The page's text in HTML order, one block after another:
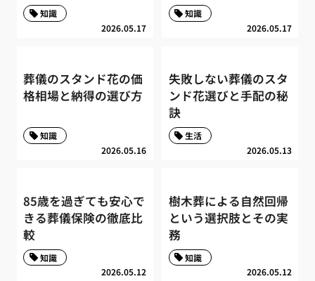
2026.05.17
知識
2026.05.17
知識
葬儀のスタンド花の価
格相場と納得の選び方
2026.05.16
知識
失敗しない葬儀のスタ
ンド花選びと手配の秘
訣
2026.05.13
生活
85歳を過ぎても安心で
きる葬儀保険の徹底比
較
2026.05.12
知識
樹木葬による自然回帰
という選択肢とその実
務
2026.05.12
知識